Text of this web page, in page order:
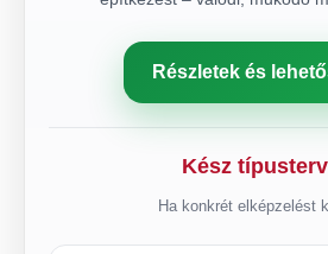
Részletek és
Kész
Ha konkrét elképzelést